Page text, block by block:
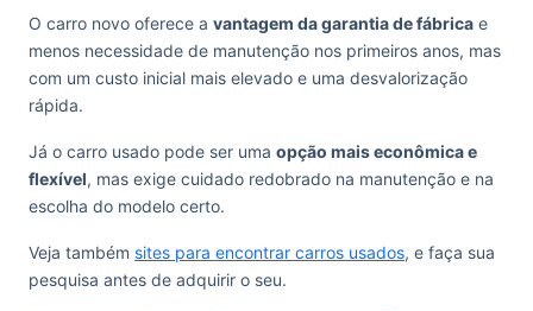
O carro novo oferece a vantagem da garantia de fábrica e
menos necessidade de manutenção nos primeiros anos, mas
com um custo inicial mais elevado e uma desvalorização
rápida.
Já o carro usado pode ser uma opção mais econômica e
flexível, mas exige cuidado redobrado na manutenção e na
escolha do modelo certo.
Veja também sites para encontrar carros usados, e faça sua
pesquisa antes de adquirir o seu.